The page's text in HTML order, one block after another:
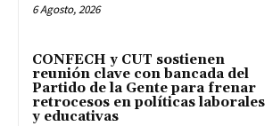
6 Agosto, 2026
CONFECH y CUT sostienen
reunión clave con bancada del
Partido de la Gente para frenar
retrocesos en políticas laborales
y educativas